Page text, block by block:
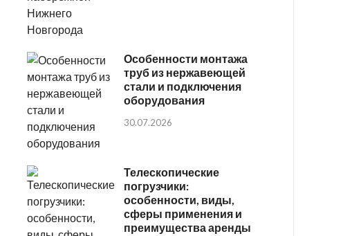
Особенности монтажа
труб из нержавеющей
стали и подключения
оборудования
30.07.2026
Телескопические
погрузчики:
особенности, виды,
сферы применения и
преимущества аренды